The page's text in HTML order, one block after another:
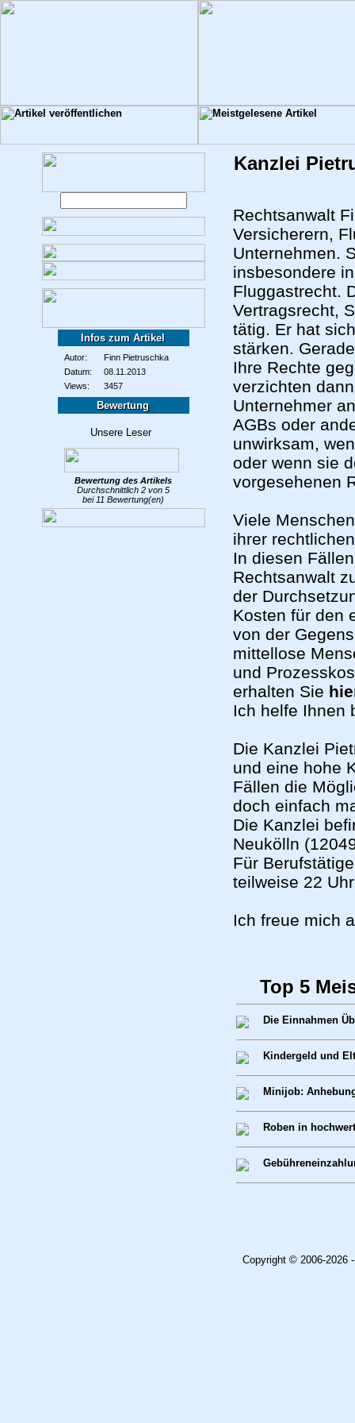
Infos zum Artikel
Autor:
Finn Pietruschka
Datum:
08.11.2013
Views:
3457
Bewertung
Bewertung des Artikels
Durchschnittlich 2 von 5
bei 11 Bewertung(en)
Kanzlei
Rechtsanwalt
Versicherern,
Unternehmen.
insbesondere
Fluggastrecht.
Vertragsrecht,
tätig. Er hat
stärken.
Ihre Rechte
verzichten
Unternehmer
AGBs oder
unwirksam,
oder wenn sie
vorgesehenen
Viele
ihrer
In diesen
Rechtsanwalt
der
Kosten für den
von der
mittellose
und
erhalten Sie
Ich helfe Ihnen
Die Kanzlei
und eine hohe
Fällen die
doch einfach
Die Kanzlei
Neukölln
Für
teilweise 22
Ich freue mich
Top 5
Die Einnahmen
Kindergeld und
Minijob:
Roben in
Copyright © 2006-